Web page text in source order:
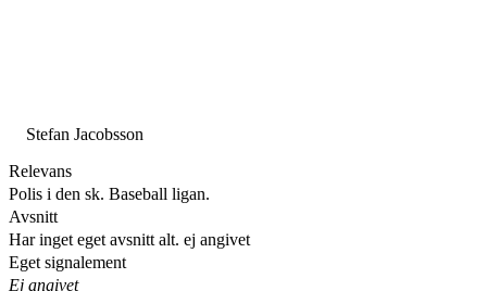
Stefan Jacobsson
Relevans
Polis i den sk. Baseball ligan.
Avsnitt
Har inget eget avsnitt alt. ej angivet
Eget signalement
Ej angivet